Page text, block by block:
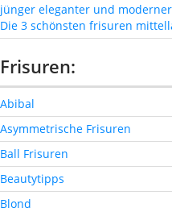
Die 3 schönsten frisuren
Frisuren:
Abibal
Asymmetrische Frisuren
Ball Frisuren
Beautytipps
Blond